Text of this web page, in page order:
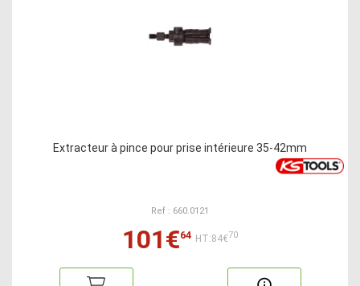
Extracteur à pince pour prise intérieure 35-42mm
Ref : 660.0121
101€64 HT:84€70